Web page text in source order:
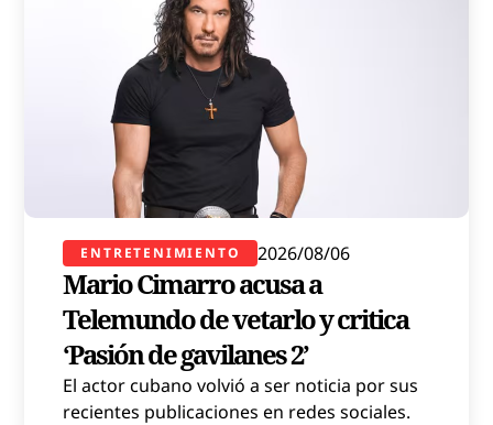
ENTRETENIMIENTO 2026/08/06
Mario Cimarro acusa a
Telemundo de vetarlo y critica
‘Pasión de gavilanes 2’
El actor cubano volvió a ser noticia por sus
recientes publicaciones en redes sociales.